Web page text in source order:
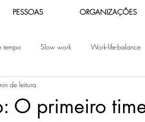
PESSOAS ORGANIZAÇÕES
tempo Slow work Work-life-balance
Gestão Consciente do Tempo
O primeiro
de leitura